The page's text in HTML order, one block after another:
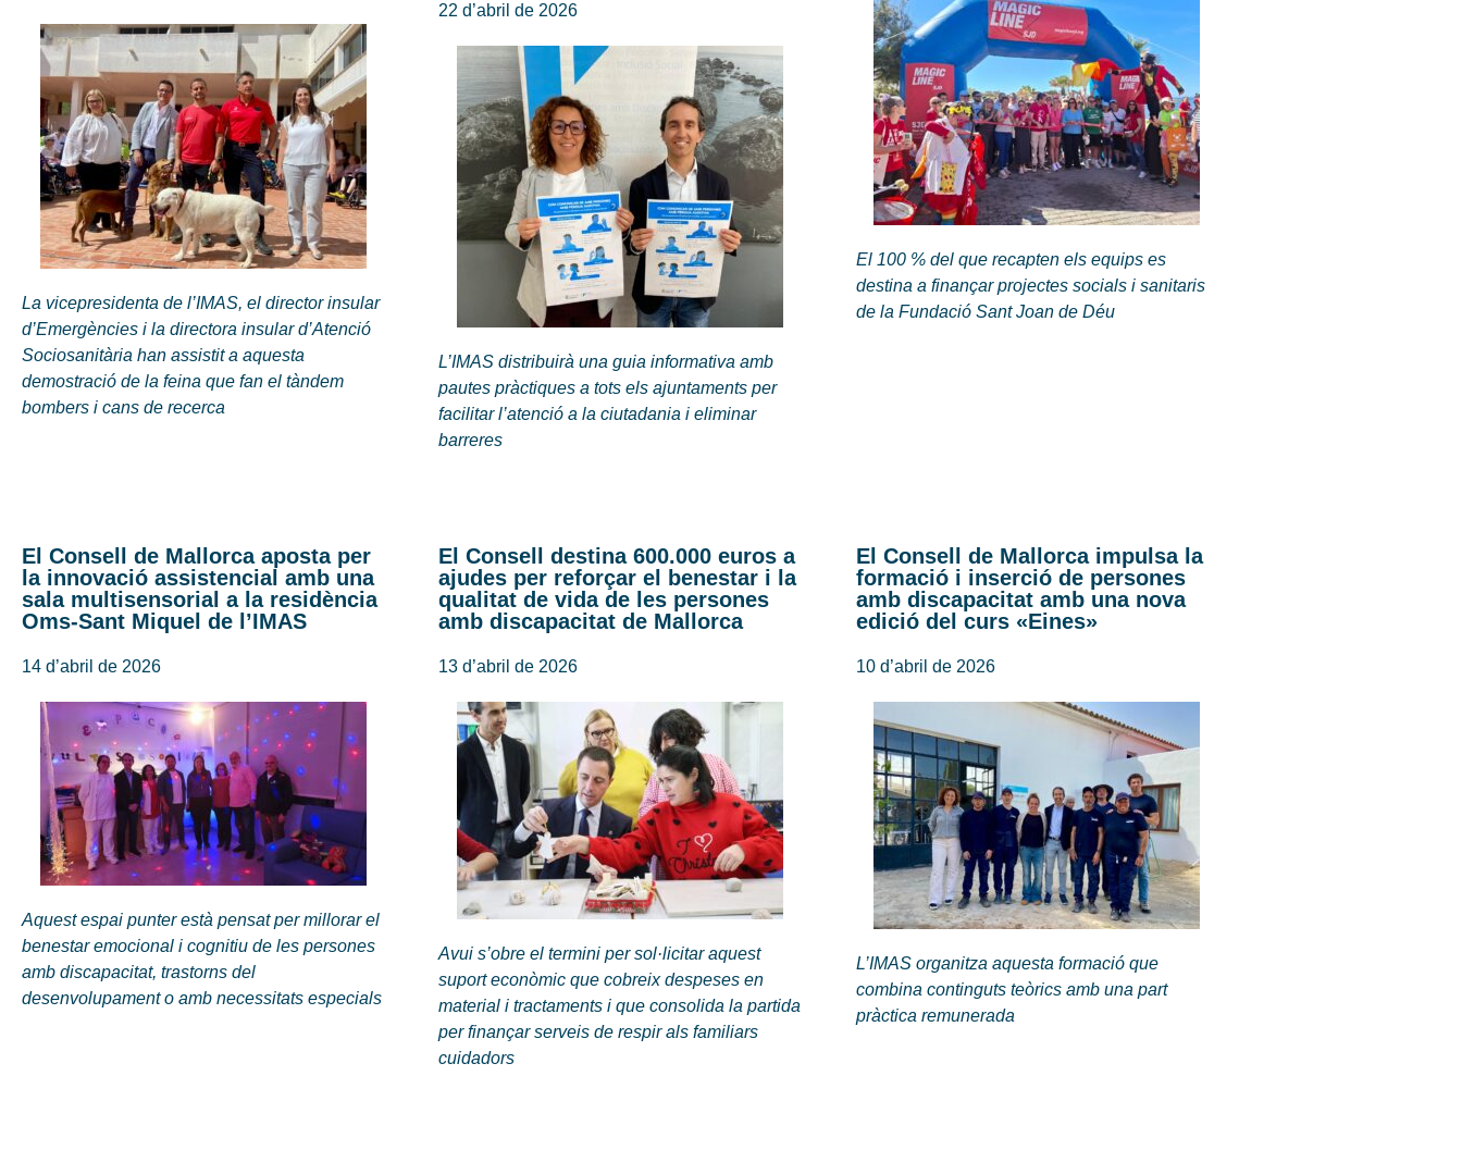
La vicepresidenta de l’IMAS, el director insular
d’Emergències i la directora insular d’Atenció
Sociosanitària han assistit a aquesta
demostració de la feina que fan el tàndem
bombers i cans de recerca
22 d’abril de 2026
L’IMAS distribuirà una guia informativa amb
pautes pràctiques a tots els ajuntaments per
facilitar l’atenció a la ciutadania i eliminar
barreres
El 100 % del que recapten els equips es
destina a finançar projectes socials i sanitaris
de la Fundació Sant Joan de Déu
El Consell de Mallorca aposta per
la innovació assistencial amb una
sala multisensorial a la residència
Oms-Sant Miquel de l’IMAS
14 d’abril de 2026
Aquest espai punter està pensat per millorar el
benestar emocional i cognitiu de les persones
amb discapacitat, trastorns del
desenvolupament o amb necessitats especials
El Consell destina 600.000 euros a
ajudes per reforçar el benestar i la
qualitat de vida de les persones
amb discapacitat de Mallorca
13 d’abril de 2026
Avui s’obre el termini per sol·licitar aquest
suport econòmic que cobreix despeses en
material i tractaments i que consolida la partida
per finançar serveis de respir als familiars
cuidadors
El Consell de Mallorca impulsa la
formació i inserció de persones
amb discapacitat amb una nova
edició del curs «Eines»
10 d’abril de 2026
L’IMAS organitza aquesta formació que
combina continguts teòrics amb una part
pràctica remunerada